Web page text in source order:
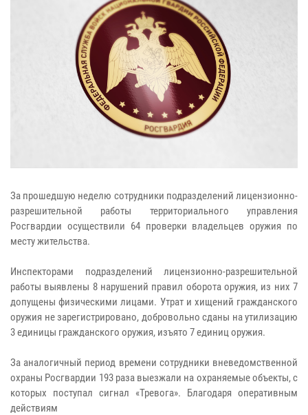
За прошедшую неделю сотрудники подразделений лицензионно-
разрешительной работы территориального управления
Росгвардии осуществили 64 проверки владельцев оружия по
месту жительства.
Инспекторами подразделений лицензионно-разрешительной
работы выявлены 8 нарушений правил оборота оружия, из них 7
допущены физическими лицами. Утрат и хищений гражданского
оружия не зарегистрировано, добровольно сданы на утилизацию
3 единицы гражданского оружия, изъято 7 единиц оружия.
За аналогичный период времени сотрудники вневедомственной
охраны Росгвардии 193 раза выезжали на охраняемые объекты, с
которых поступал сигнал «Тревога». Благодаря оперативным
действиям